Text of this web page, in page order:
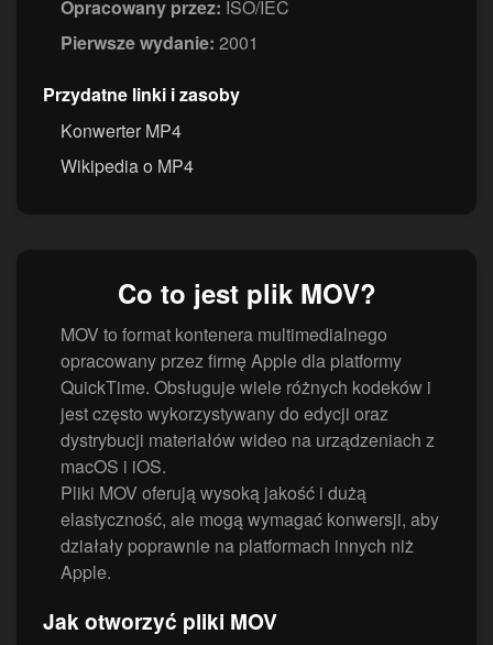
Opracowany przez: ISO/IEC
Pierwsze wydanie: 2001
Przydatne linki i zasoby
Konwerter MP4
Wikipedia o MP4
Co to jest plik MOV?
MOV to format kontenera multimedialnego
opracowany przez firmę Apple dla platformy
QuickTime. Obsługuje wiele różnych kodeków i
jest często wykorzystywany do edycji oraz
dystrybucji materiałów wideo na urządzeniach z
macOS i iOS.
Pliki MOV oferują wysoką jakość i dużą
elastyczność, ale mogą wymagać konwersji, aby
działały poprawnie na platformach innych niż
Apple.
Jak otworzyć pliki MOV